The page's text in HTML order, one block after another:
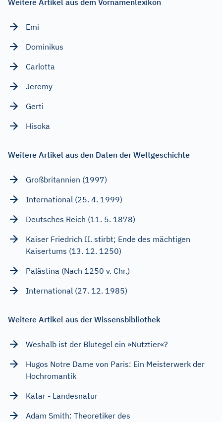
Emi
Dominikus
Carlotta
Jeremy
Gerti
Hisoka
Weitere Artikel aus den Daten der Weltgeschichte
Großbritannien (1997)
International (25. 4. 1999)
Deutsches Reich (11. 5. 1878)
Kaiser Friedrich II. stirbt; Ende des mächtigen
Kaisertums (13. 12. 1250)
Palästina (Nach 1250 v. Chr.)
International (27. 12. 1985)
Weitere Artikel aus der Wissensbibliothek
Weshalb ist der Blutegel ein »Nutztier«?
Hugos Notre Dame von Paris: Ein Meisterwerk der
Hochromantik
Katar - Landesnatur
Adam Smith: Theoretiker des